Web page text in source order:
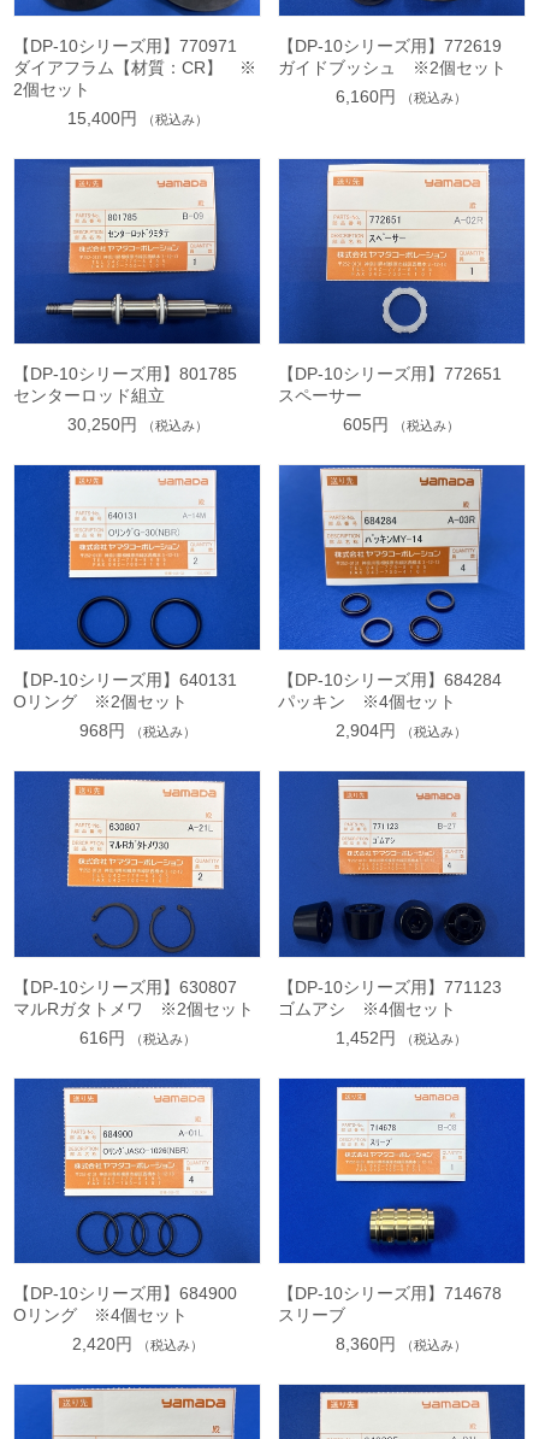
【DP-10シリーズ用】770971
ダイアフラム【材質：CR】 ※
2個セット
15,400円
（税込み）
【DP-10シリーズ用】772619
ガイドブッシュ ※2個セット
6,160円
（税込み）
【DP-10シリーズ用】801785
センターロッド組立
30,250円
（税込み）
【DP-10シリーズ用】772651
スペーサー
605円
（税込み）
【DP-10シリーズ用】640131
Oリング ※2個セット
968円
（税込み）
【DP-10シリーズ用】684284
パッキン ※4個セット
2,904円
（税込み）
【DP-10シリーズ用】630807
マルRガタトメワ ※2個セット
616円
（税込み）
【DP-10シリーズ用】771123
ゴムアシ ※4個セット
1,452円
（税込み）
【DP-10シリーズ用】684900
Oリング ※4個セット
2,420円
（税込み）
【DP-10シリーズ用】714678
スリーブ
8,360円
（税込み）